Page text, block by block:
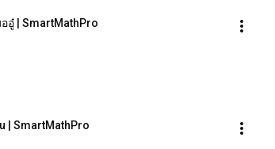
อู๋ | SmartMathPro
| SmartMathPro